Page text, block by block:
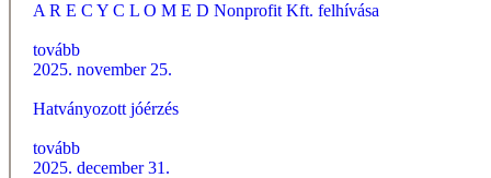
A R E C Y C L O M E D Nonprofit Kft. felhívása
tovább
2025. november 25.
Hatványozott jóérzés
tovább
2025. december 31.